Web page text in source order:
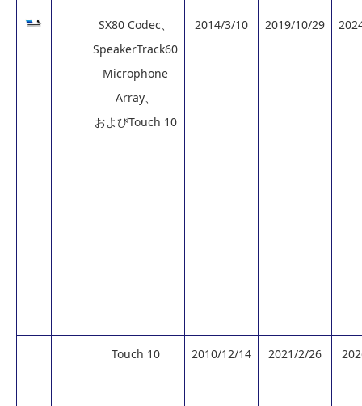
SX80 Codec、
SpeakerTrack60
Microphone
Array、
およびTouch 10
2014/3/10 2019/10/29
Touch 10 2010/12/14 2021/2/26